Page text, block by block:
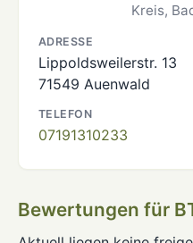
Kreis,
ADRESSE
Lippoldsweilerstr. 13
71549 Auenwald
TELEFON
07191310233
Bewertungen für